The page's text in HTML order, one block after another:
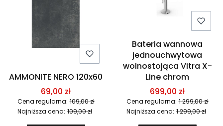
AMMONITE NERO 120x60
69,00 zł
Cena regularna: 109,00 zł
Najniższa cena: 109,00 zł
Bateria wannowa
jednouchwytowa
wolnostojąca Vitra X-
Line chrom
699,00 zł
Cena regularna: 1 299,00 zł
Najniższa cena: 1 299,00 zł